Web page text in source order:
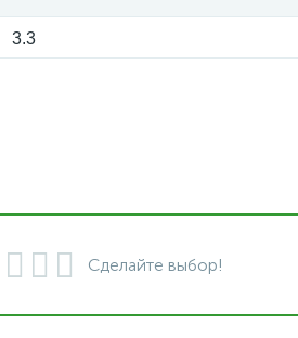
3.3
Сделайте выбор!